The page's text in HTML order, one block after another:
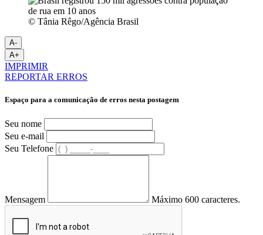
© Tânia Rêgo/Agência Brasil
A-
A+
IMPRIMIR
REPORTAR ERROS
Espaço para a comunicação de erros nesta postagem
Seu nome
Seu e-mail
Seu Telefone
Mensagem Máximo 600 caracteres.